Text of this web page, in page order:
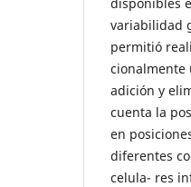
variabilidad
permitió
cionalmente
adición y
cuenta la
en
diferentes
celula- res